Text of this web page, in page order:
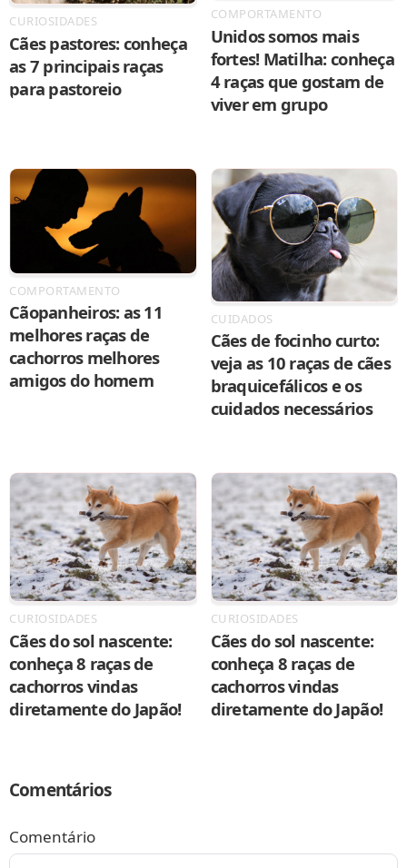
CURIOSIDADES
Cães pastores: conheça
as 7 principais raças
para pastoreio
COMPORTAMENTO
Unidos somos mais
fortes! Matilha: conheça
4 raças que gostam de
viver em grupo
COMPORTAMENTO
Cãopanheiros: as 11
melhores raças de
cachorros melhores
amigos do homem
CUIDADOS
Cães de focinho curto:
veja as 10 raças de cães
braquicefálicos e os
cuidados necessários
CURIOSIDADES
Cães do sol nascente:
conheça 8 raças de
cachorros vindas
diretamente do Japão!
CURIOSIDADES
Cães do sol nascente:
conheça 8 raças de
cachorros vindas
diretamente do Japão!
Comentários
Comentário